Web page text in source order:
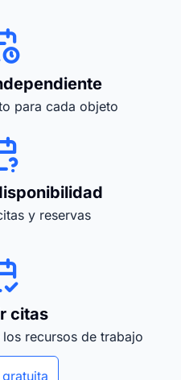
para cada objeto
y reservas
citas
recursos de trabajo